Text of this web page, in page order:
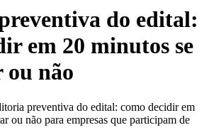
do edital:
em 20 minutos se
ou não
preventiva do edital: como decidir em
ou não para empresas que participam de